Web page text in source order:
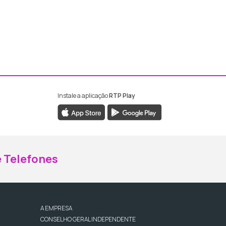
da RTP Madeira
da RTP Madeira
Instale a aplicaçãoRTP Play
Telefones
A EMPRESA
CONSELHO GERAL INDEPENDENTE